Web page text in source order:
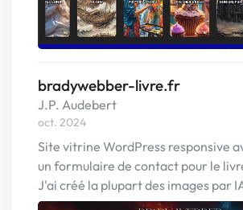
bradywebber-livre.fr
J.P. Audebert
oct. 2024
Site vitrine WordPress responsive
un formulaire de contact pour le
J'ai créé la plupart des images par